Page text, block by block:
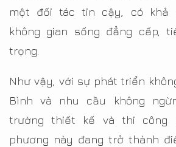
một đối tác tin cậy, có khả
không gian sống đẳng cấp,
trọng.
Như vậy, với sự phát triển
Bình và nhu cầu không
trường thiết kế và thi công
phương này đang trở thành